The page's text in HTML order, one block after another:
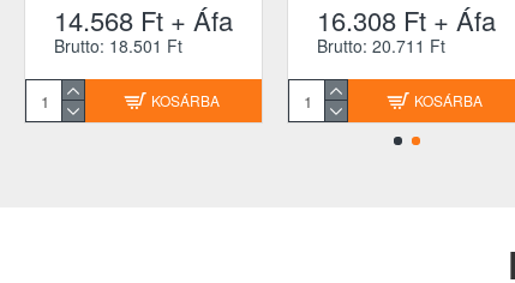
14.568 Ft + Áfa
Brutto: 18.501 Ft
KOSÁRBA
16.308 Ft + Áfa
Brutto: 20.711 Ft
KOSÁRBA